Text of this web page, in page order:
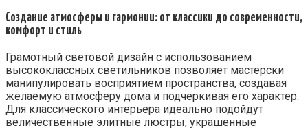
Создание атмосферы и гармонии: от классики до современности,
комфорт и стиль
Грамотный световой дизайн с использованием
высококлассных светильников позволяет мастерски
манипулировать восприятием пространства, создавая
желаемую атмосферу дома и подчеркивая его характер.
Для классического интерьера идеально подойдут
величественные элитные люстры, украшенные